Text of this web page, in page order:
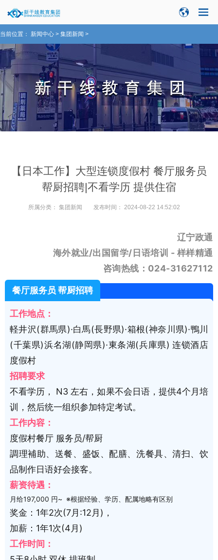
当前位置： 新闻中心 > 集团新闻 >
【日本工作】大型连锁度假村 餐厅服务员
帮厨招聘|不看学历 提供住宿
所属分类： 集团新闻 发布时间： 2024-08-22 14:52:02
辽宁政通
海外就业/出国留学/日语培训 - 样样精通
咨询热线：024-31627112
餐厅服务员 帮厨招聘
工作地点：
軽井沢(群馬県)·白馬(長野県)·箱根(神奈川県)·鴨川
(千葉県)浜名湖(静岡県)·東条湖(兵庫県) 连锁酒店
度假村
招聘要求
不看学历， N3 左右，如果不会日语，提供4个月培
训，然后统一组织参加特定考试。
工作内容：
度假村餐厅 服务员/帮厨
調理補助、送餐、盛饭、配膳、洗餐具、清扫、饮
品制作日语好会接客。
薪资待遇：
月给197,000 円~ ※根据经验、学历、配属地略有区别
奖金：1年2次(7月:12月)，
加薪：1年1次(4月)
工作时间：